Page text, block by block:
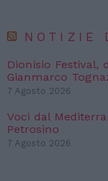
NOTIZIE
Dionisio Festival,
Gianmarco
7 Agosto 2026
Voci dal
Petrosino
7 Agosto 2026